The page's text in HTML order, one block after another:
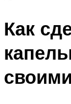
Как